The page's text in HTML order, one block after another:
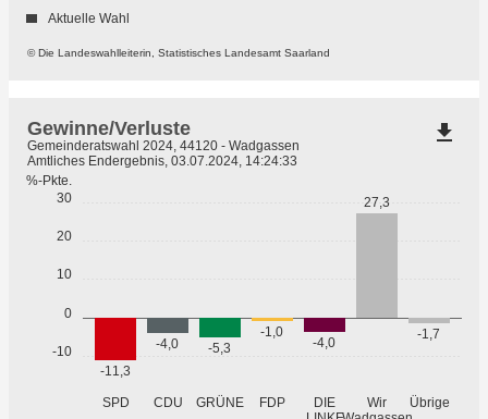
© Die Landeswahlleiterin, Statistisches Landesamt Saarland
Aktuelle Wahl
-10
0
10
20
30
%-Pkte.
SPD CDU GRÜNE FDP
DIE
Wir
Übrige
-11,3
-4,0 -5,3
-1,0
-4,0
27,3
-1,7
Gewinne/Verluste
Gemeinderatswahl 2024, 44120 - Wadgassen
Amtliches Endergebnis, 03.07.2024, 14:24:33
file_download